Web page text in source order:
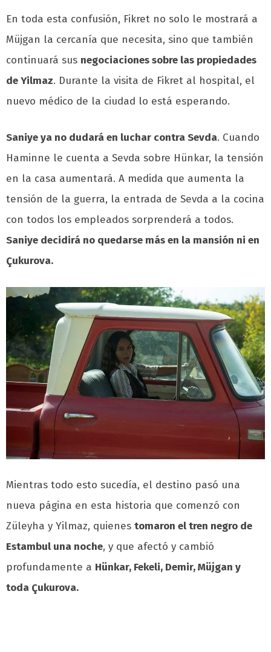
En toda esta confusión, Fikret no solo le mostrará a
Müjgan la cercanía que necesita, sino que también
continuará sus negociaciones sobre las propiedades
de Yilmaz. Durante la visita de Fikret al hospital, el
nuevo médico de la ciudad lo está esperando.
Saniye ya no dudará en luchar contra Sevda. Cuando
Haminne le cuenta a Sevda sobre Hünkar, la tensión
en la casa aumentará. A medida que aumenta la
tensión de la guerra, la entrada de Sevda a la cocina
con todos los empleados sorprenderá a todos.
Saniye decidirá no quedarse más en la mansión ni en
Çukurova.
Mientras todo esto sucedía, el destino pasó una
nueva página en esta historia que comenzó con
Züleyha y Yilmaz, quienes tomaron el tren negro de
Estambul una noche, y que afectó y cambió
profundamente a Hünkar, Fekeli, Demir, Müjgan y
toda Çukurova.